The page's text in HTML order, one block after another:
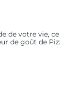
de votre vie,
de goût de